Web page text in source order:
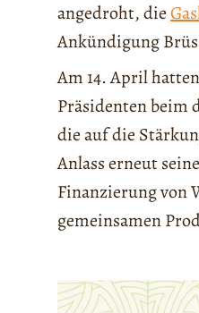
angedroht, die
Ankündigung
Am 14. April
Präsidenten beim
die auf die
Anlass erneut
Finanzierung von
gemeinsamen